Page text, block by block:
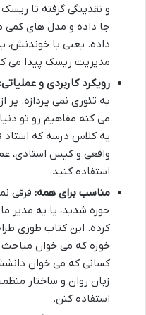
و نقدینگی گرفته تا
جا داده و مدل های کمی
داده. یعنی با خوندنش،
مدیریت ریسک پیدا می
رویکرد کاربردی و عملیاتی:
به تئوری نمی پردازه.
می کنه مفاهیم رو تو
یه کلاس درسه که استاد
واقعی و کیس استادی،
استفاده کنید.
مناسب برای همه: فرقی
حوزه شدید، یا یه مدیر
کرده. این کتاب طوری
خوره که می خوان مباحث
کسانی که می خوان
زبان روان و ساختار
استفاده کنن.